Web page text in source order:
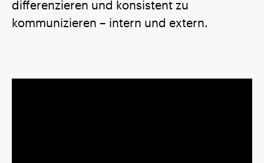
differenzieren und konsistent zu
kommunizieren – intern und extern.